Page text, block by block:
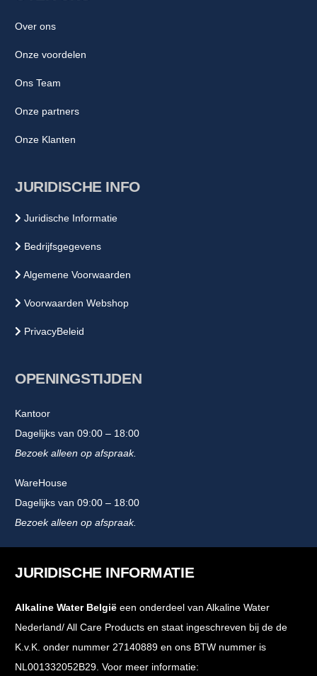
Over ons
Onze voordelen
Ons Team
Onze partners
Onze Klanten
JURIDISCHE INFO
Juridische Informatie
Bedrijfsgegevens
Algemene Voorwaarden
Voorwaarden Webshop
PrivacyBeleid
OPENINGSTIJDEN
Kantoor
Dagelijks van 09:00 – 18:00
Bezoek alleen op afspraak.
WareHouse
Dagelijks van 09:00 – 18:00
Bezoek alleen op afspraak.
JURIDISCHE INFORMATIE
Alkaline Water België een onderdeel van Alkaline Water
Nederland/ All Care Products en staat ingeschreven bij de de
K.v.K. onder nummer 27140889 en ons BTW nummer is
NL001332052B29. Voor meer informatie: